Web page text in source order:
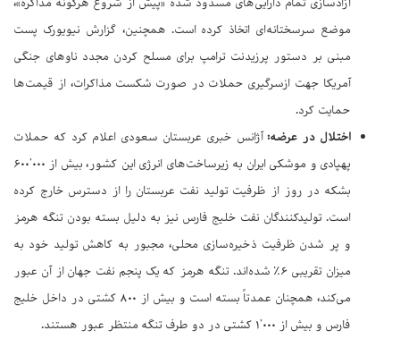
موضع سرسختانه‌ای اتخاذ کرده است. همچنین، گزارش نیویورک پست
مبنی بر دستور پرزیدنت ترامپ برای مسلح کردن مجدد ناوهای جنگی
آمریکا جهت ازسرگیری حملات در صورت شکست مذاکرات، از قیمت‌ها
حمایت کرد.
اختلال در عرضه:آژانس خبری عربستان سعودی اعلام کرد که حملات
پهپادی و موشکی ایران به زیرساخت‌های انرژی این کشور، بیش از ۶۰۰٬۰۰۰
بشکه در روز از ظرفیت تولید نفت عربستان را از دسترس خارج کرده
است. تولیدکنندگان نفت خلیج فارس نیز به دلیل بسته بودن تنگه هرمز
و پر شدن ظرفیت ذخیره‌سازی محلی، مجبور به کاهش تولید خود به
میزان تقریبی ۶٪ شده‌اند. تنگه هرمز که یک پنجم نفت جهان از آن عبور
می‌کند، همچنان عمدتاً بسته است و بیش از ۸۰۰ کشتی در داخل خلیج
فارس و بیش از ۱٬۰۰۰ کشتی در دو طرف تنگه منتظر عبور هستند.